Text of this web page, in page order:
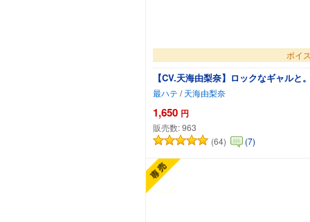
ボイ
【CV.天海由梨奈】ロックなギャル
最ハテ / 天海由梨奈
1,650 円
販売数:963
(64)
(7)